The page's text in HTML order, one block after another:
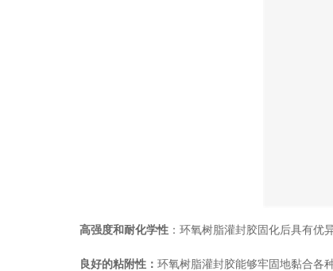
高强度和耐化学性 ：环氧树脂灌封胶固化后具有优
良好的粘附性：环氧树脂灌封胶能够牢固地黏合各